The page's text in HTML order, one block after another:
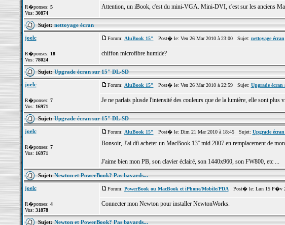
R�ponses: 5
Vus: 30874
Attention, un iBook, c'est du mini-VGA. Mini-DVI, c'est sur les anciens
Sujet:nettoyage écran
joelc
R�ponses: 18
Vus: 78024
Forum: AluBook 15" Post� le: Ven 26 Mar 2010 à 23:00 Sujet: nettoyage écran
chiffon microfibre humide?
Sujet:Upgrade écran sur 15'' DL-SD
joelc
R�ponses: 7
Vus: 16971
Forum: AluBook 15" Post� le: Ven 26 Mar 2010 à 22:59 Sujet: Upgrade
Je ne parlais plusde l'intensité des couleurs que de la lumière, elle sont
Sujet:Upgrade écran sur 15'' DL-SD
joelc
R�ponses: 7
Vus: 16971
Forum: AluBook 15" Post� le: Dim 21 Mar 2010 à 18:45 Sujet: Upgrade
Bonsoir, J'ai dû acheter un MacBook 13'' mid 2007 en remplacement de
J'aime bien mon PB, son clavier éclairé, son 1440x960, son FW800, etc ...
Sujet:Newton et PowerBook? Pas bavards...
joelc
R�ponses: 4
Vus: 31878
Forum: PowerBook ou MacBook et iPhone/Mobile/PDAPost� le: Lun 15 F�v
Connecter mon Newton pour installer NewtonWorks.
Sujet:Newton et PowerBook? Pas bavards...